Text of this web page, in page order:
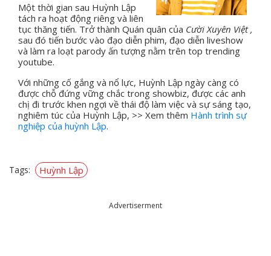
Một thời gian sau Huỳnh Lập
tách ra hoạt động riêng và liên
tục thăng tiến. Trở thành Quán quân của Cười Xuyên Việt ,
sau đó tiến bước vào đạo diễn phim, đạo diễn liveshow
và làm ra loạt parody ấn tượng nằm trên top trending
youtube.
Với những cố gắng và nổ lực, Huỳnh Lập ngày càng có
được chỗ đứng vững chắc trong showbiz, được các anh
chị đi trước khen ngợi về thái độ làm việc và sự sáng tạo,
nghiêm túc của Huỳnh Lập, >> Xem thêm Hành trình sự
nghiệp của huỳnh Lập.
Tags: Huỳnh Lập
Advertiserment